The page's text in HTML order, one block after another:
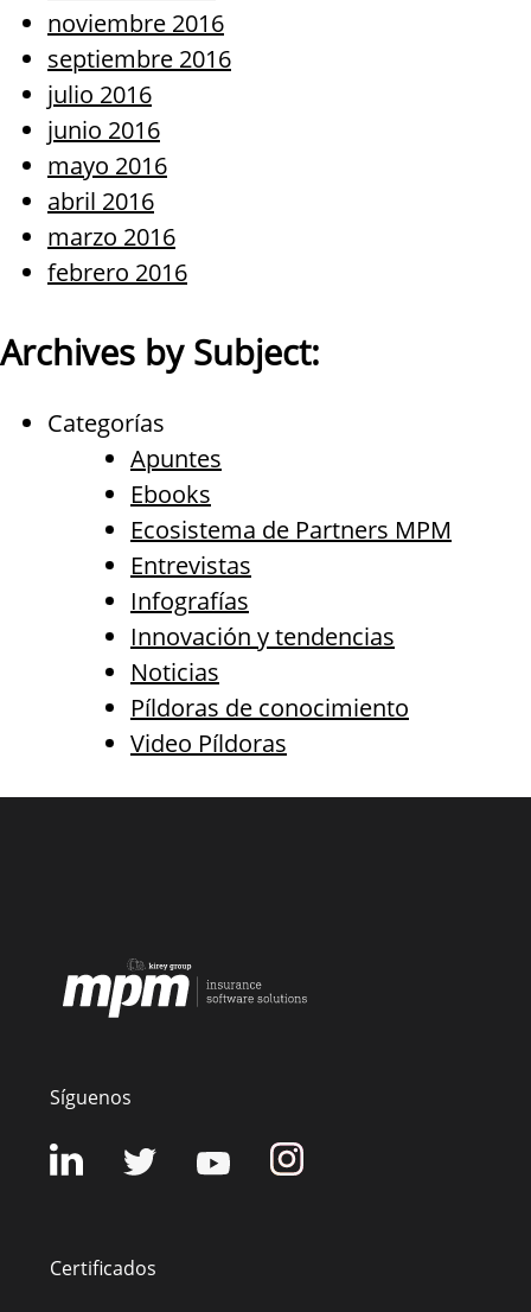
noviembre 2016
septiembre 2016
julio 2016
junio 2016
mayo 2016
abril 2016
marzo 2016
febrero 2016
Archives by Subject:
Categorías
Apuntes
Ebooks
Ecosistema de Partners MPM
Entrevistas
Infografías
Innovación y tendencias
Noticias
Píldoras de conocimiento
Video Píldoras
Síguenos
Certificados